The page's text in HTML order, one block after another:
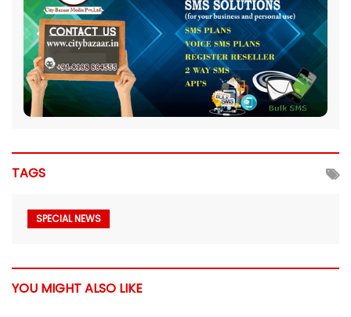
TAGS
SPECIAL NEWS
YOU MIGHT ALSO LIKE